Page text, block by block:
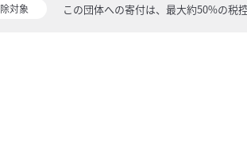
対象 この団体への寄付は、最大約50%の税